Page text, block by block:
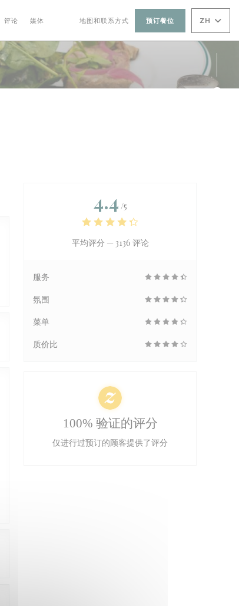
评论 媒体
((在新窗口中打开))
((在新窗口中打开))
地图和联系方式 预订餐位 ZH
4.4 /5
平均评分 — 3136 评论
服务
氛围
菜单
质价比
100% 验证的评分
仅进行过预订的顾客提供了评分